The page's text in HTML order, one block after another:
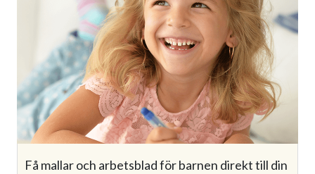
Få mallar och arbetsblad för barnen direkt till din